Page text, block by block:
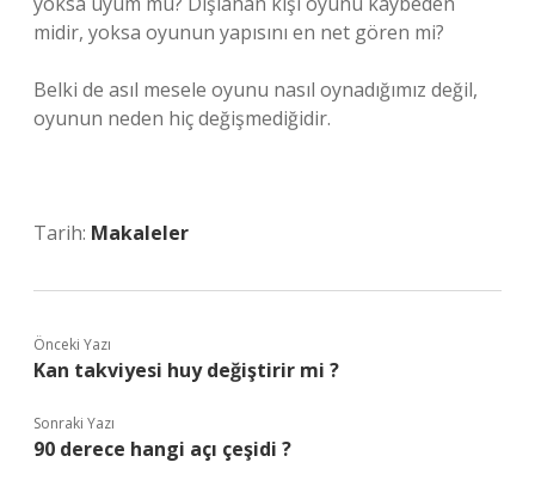
midir, yoksa oyunun yapısını en net gören mi?
Belki de asıl mesele oyunu nasıl oynadığımız değil,
oyunun neden hiç değişmediğidir.
Tarih: Makaleler
Önceki Yazı
Kan takviyesi huy değiştirir mi ?
Sonraki Yazı
90 derece hangi açı çeşidi ?